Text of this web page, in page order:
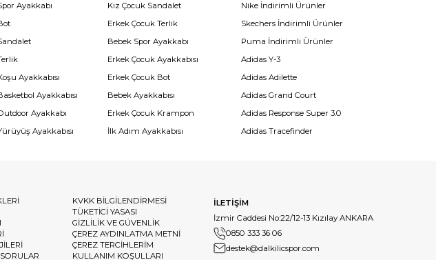
Ayakkabı
Ayakkabısı
Ayakkabısı
Ayakkabı
Ayakkabısı
Kız Çocuk Sandalet
Erkek Çocuk Terlik
Bebek Spor Ayakkabı
Erkek Çocuk Ayakkabısı
Erkek Çocuk Bot
Bebek Ayakkabısı
Erkek Çocuk Krampon
İlk Adım Ayakkabısı
Nike İndirimli Ürünler
Skechers İndirimli Ürünler
Puma İndirimli Ürünler
Adidas Y-3
Adidas Adilette
Adidas Grand Court
Adidas Response Super 3.0
Adidas Tracefinder
KVKK BİLGİLENDİRMESİ
TÜKETİCİ YASASI
GİZLİLİK VE GÜVENLİK
ÇEREZ AYDINLATMA METNİ
ÇEREZ TERCİHLERİM
KULLANIM KOŞULLARI
İLETİŞİM
İzmir Caddesi No:22/12-13 Kızılay ANKARA
0850 333 36 06
destek@dalkilicspor.com